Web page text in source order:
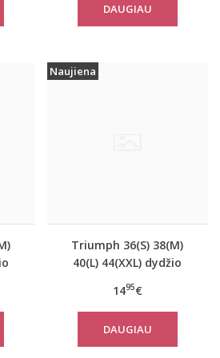
TOP Buttons
DAUGIAU
Naujiena
Triumph 36(S) 38(M)
40(L) 44(XXL) dydžio
medvilninė miego
palaidinė Mix Match
TOP SSL 01 X
1495€
DAUGIAU